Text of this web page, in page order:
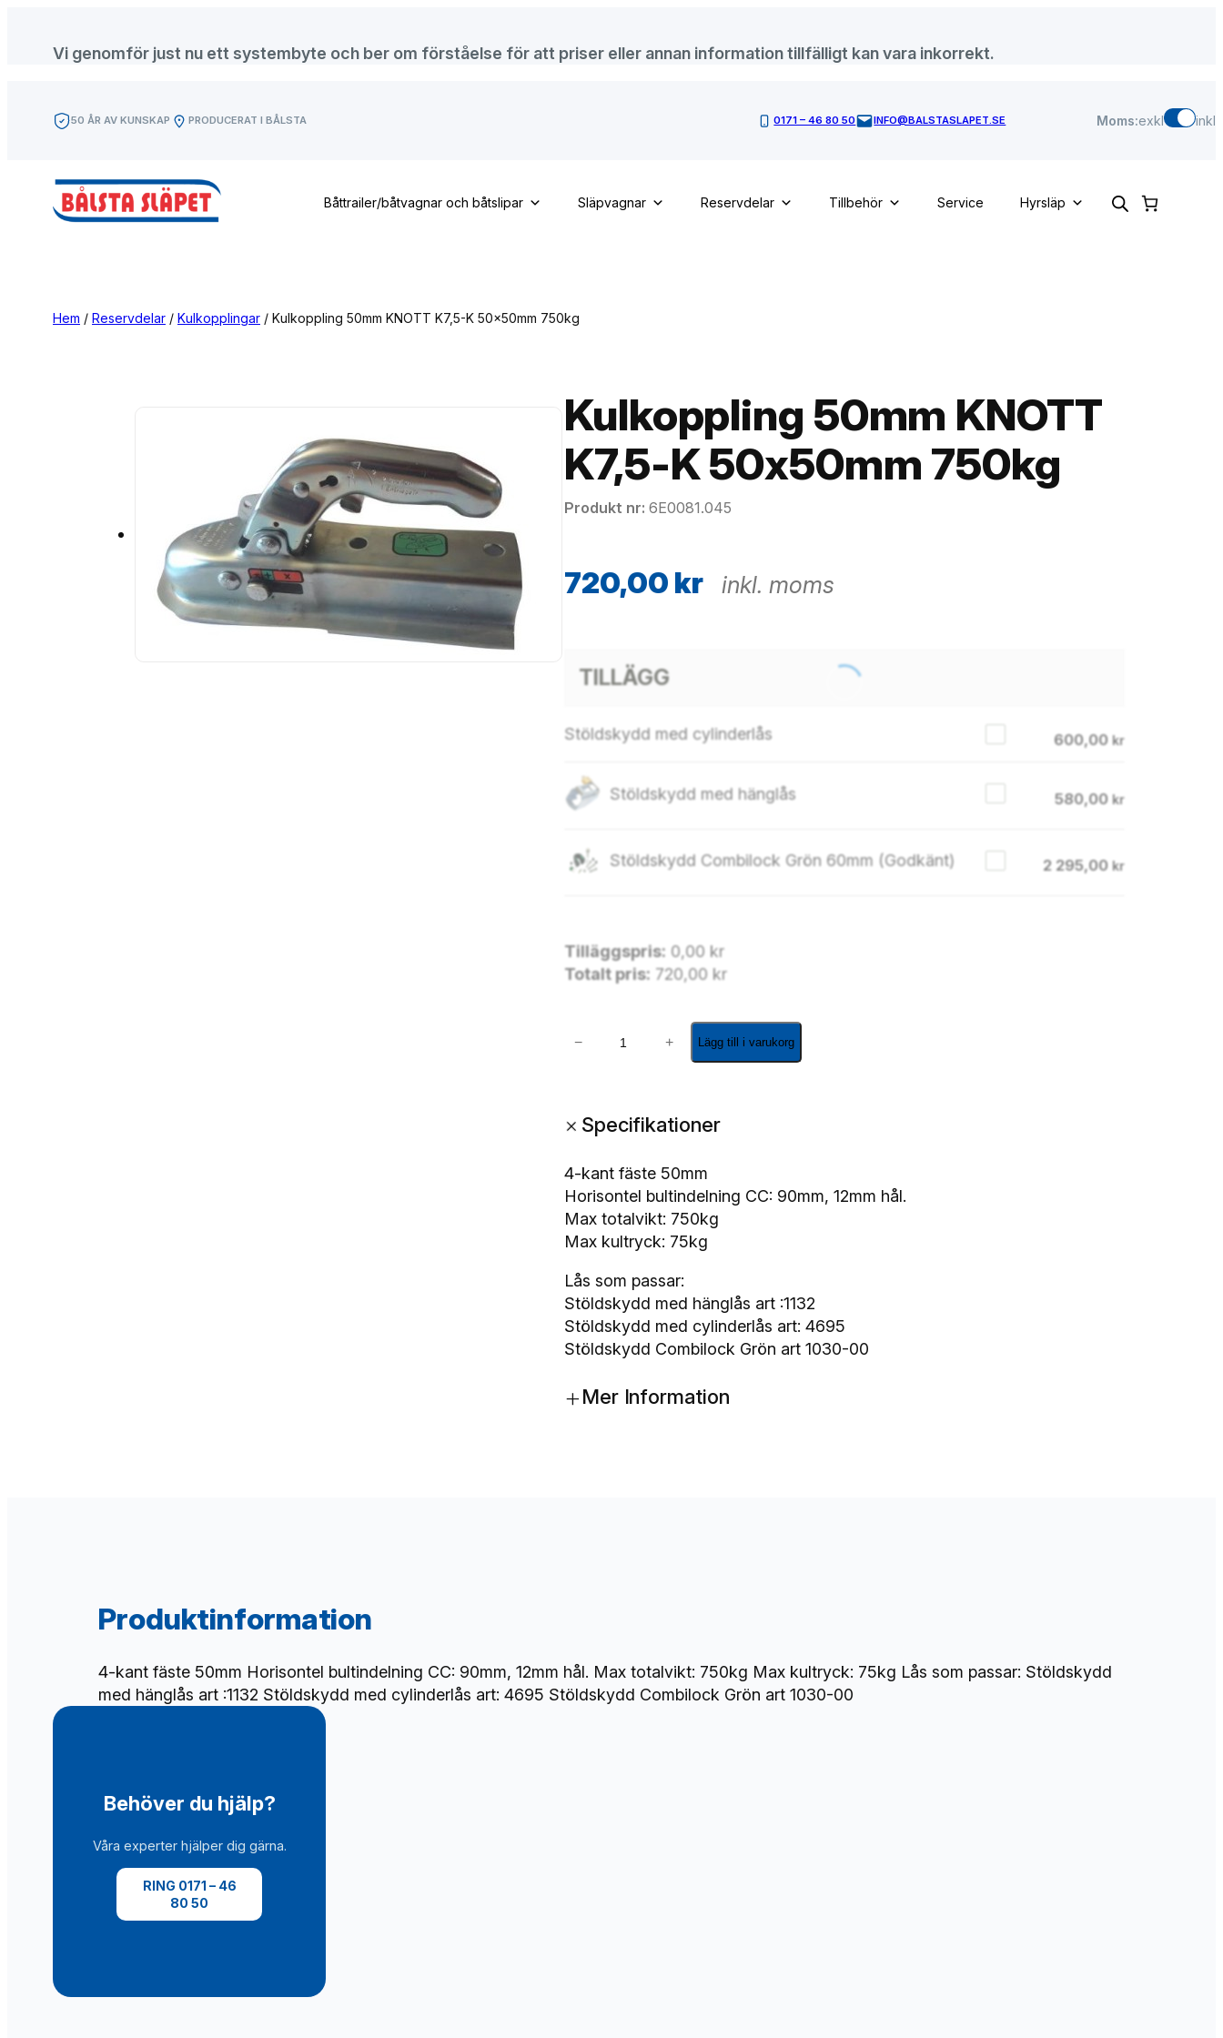
innehåll
Vi genomför just nu ett systembyte och ber om förståelse för att priser eller annan information tillfälligt kan vara inkorrekt.
50 ÅR AV KUNSKAP PRODUCERAT I BÅLSTA 0171 – 46 80 50 INFO@BALSTASLAPET.SE Moms:exkl inkl
Båttrailer/båtvagnar och båtslipar Släpvagnar Reservdelar Tillbehör Service Hyrsläp
Hem / Reservdelar / Kulkopplingar / Kulkoppling 50mm KNOTT K7,5-K 50x50mm 750kg
Kulkoppling 50mm KNOTT
K7,5-K 50x50mm 750kg
Produkt nr 6E0081.045
720,00 kr inkl. moms
TILLÄGG
Stöldskydd med cylinderlås 600,00 kr
Stöldskydd med hänglås 580,00 kr
Stöldskydd Combilock Grön 60mm (Godkänt) 2 295,00 kr
Tilläggspris: 0,00 kr
Totalt pris: 720,00 kr
o
p
l
i
n
5
0
m
m
N
x
5
− + Lägg till i varukorg
+Specifikationer
4-kant fäste 50mm
Horisontel bultindelning CC: 90mm, 12mm hål.
Max totalvikt: 750kg
Max kultryck: 75kg
Lås som passar:
Stöldskydd med hänglås art :1132
Stöldskydd med cylinderlås art: 4695
Stöldskydd Combilock Grön art 1030-00
+Mer Information
Produktinformation
4-kant fäste 50mm Horisontel bultindelning CC: 90mm, 12mm hål. Max totalvikt: 750kg Max kultryck: 75kg Lås som passar: Stöldskydd
med hänglås art :1132 Stöldskydd med cylinderlås art: 4695 Stöldskydd Combilock Grön art 1030-00
Behöver du hjälp?
Våra experter hjälper dig gärna.
RING 0171 – 46
80 50